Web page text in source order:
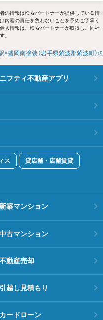
の情報は検索パートナーが提供している情
内容の責任を負わないことを予めご了承く
人情報は、検索パートナーが取得し、同社
。
盛岡南塗装（岩手県紫波郡紫波町）
ニフティ不動産アプリ
ス 貸店舗・店舗賃貸
新築マンション
中古マンション
不動産売却
引越し見積もり
カードローン